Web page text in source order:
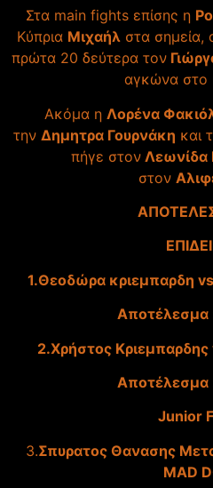
Στα main fights επίσης η
Κύπρια Μιχαήλ στα σημεία,
πρώτα 20 δεύτερα τον
αγκώνα στο
Ακόμα η Λορένα
την Δημητρα Γουρνάκη και
πήγε στονΛεωνίδα
στον
1.Θεοδώρα κριεμπαρδη
Αποτέλεσμα
2.Χρήστος Κριεμπαρδης
Αποτέλεσμα
Junior
3.Σπυρατος Θανασης
MAD